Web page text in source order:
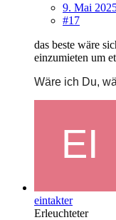
9. Mai
#17
das beste wäre
einzumieten um
Wäre ich Du,
eintakter
Erleuchteter